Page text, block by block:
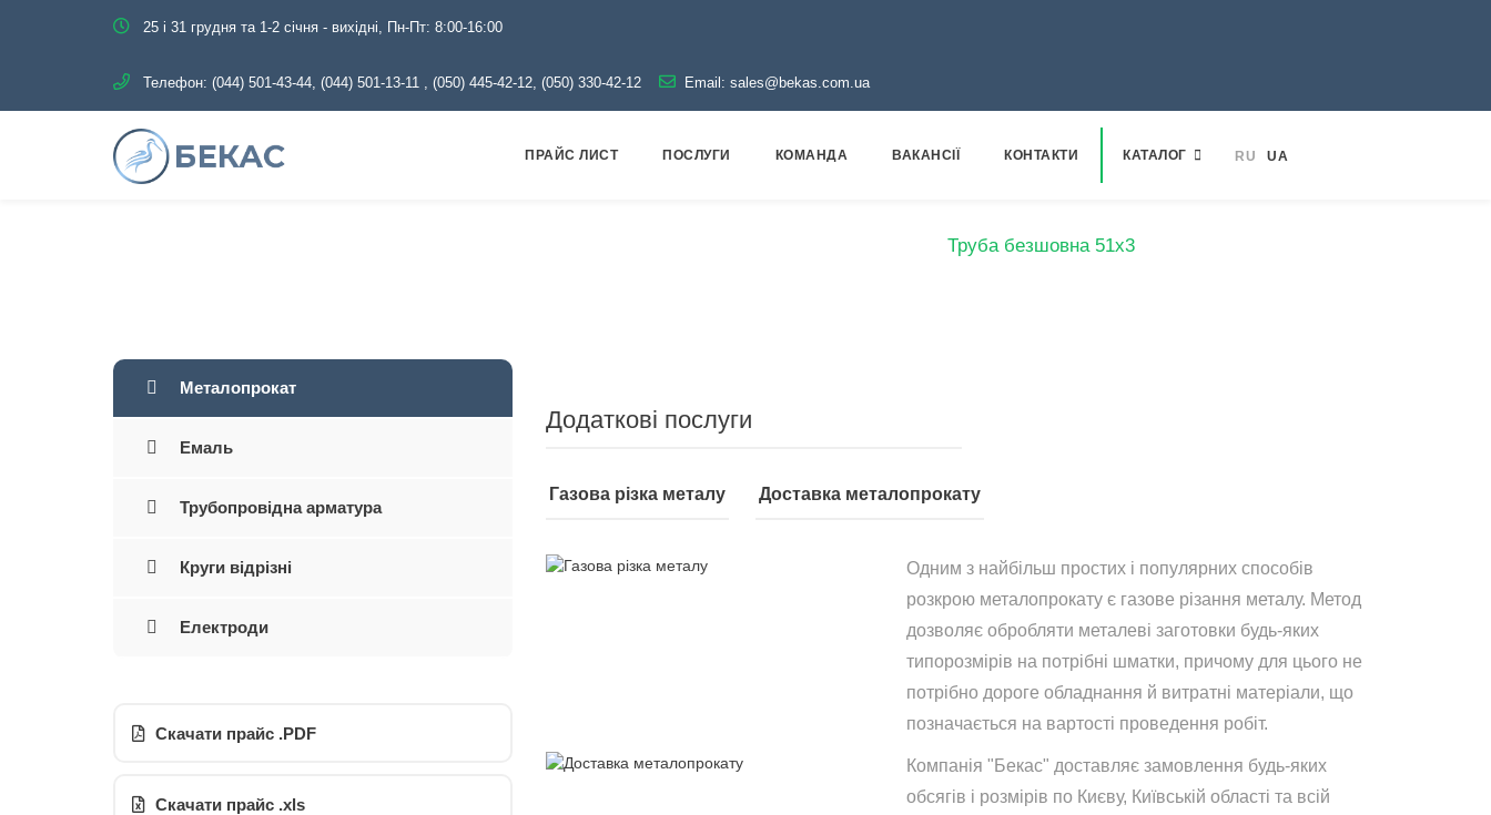
25 і 31 грудня та 1-2 січня - вихідні, Пн-Пт: 8:00-16:00
Телефон: (044) 501-43-44, (044) 501-13-11 , (050) 445-42-12, (050) 330-42-12 Email: sales@bekas.com.ua
ПРАЙС ЛИСТ ПОСЛУГИ КОМАНДА ВАКАНСІЇ КОНТАКТИ КАТАЛОГ RU UA
Труба безшовна 51х3
Металопрокат
Емаль
Трубопровідна арматура
Круги відрізні
Електроди
Скачати прайс .PDF
Скачати прайс .xls
Додаткові послуги
Газова різка металу Доставка металопрокату
Одним з найбільш простих і популярних способів
розкрою металопрокату є газове різання металу. Метод
дозволяє обробляти металеві заготовки будь-яких
типорозмірів на потрібні шматки, причому для цього не
потрібно дороге обладнання й витратні матеріали, що
позначається на вартості проведення робіт.
Компанія "Бекас" доставляє замовлення будь-яких
обсягів і розмірів по Києву, Київській області та всій